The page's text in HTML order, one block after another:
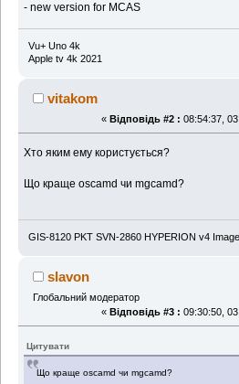
- new version for MCAS
Vu+ Uno 4k
Apple tv 4k 2021
vitakom
« Відповідь #2 : 08:54:37,
Хто яким ему користується?
Що краще oscamd чи mgcamd?
GIS-8120 PKT SVN-2860 HYPERION v4
slavon
Глобальний модератор
« Відповідь #3 : 09:30:50,
Цитувати
Що краще oscamd чи mgcamd?